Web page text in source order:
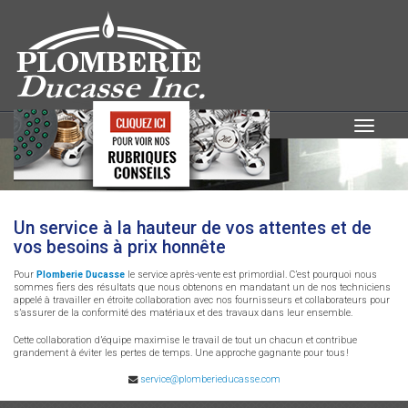
Toggle
SERVICE APRÈS-VENTE
Un service à la hauteur de vos attentes et de
vos besoins à prix honnête
Pour Plomberie Ducasse le service après-vente est primordial. C’est pourquoi nous
sommes fiers des résultats que nous obtenons en mandatant un de nos techniciens
appelé à travailler en étroite collaboration avec nos fournisseurs et collaborateurs pour
s’assurer de la conformité des matériaux et des travaux dans leur ensemble.
Cette collaboration d’équipe maximise le travail de tout un chacun et contribue
grandement à éviter les pertes de temps. Une approche gagnante pour tous !
service@plomberieducasse.com